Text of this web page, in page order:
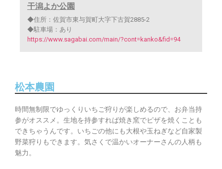
干潟よか公園
◆住所：佐賀市東与賀町大字下古賀2885-2
◆駐車場：あり
https://www.sagabai.com/main/?cont=kanko&fid=94
松本農園
時間無制限でゆっくりいちご狩りが楽しめるので、お弁当持
参がオススメ。生地を持参すれば焼き窯でピザを焼くことも
できちゃうんです。いちごの他にも大根や玉ねぎなど自家製
野菜狩りもできます。気さくで温かいオーナーさんの人柄も
魅力。